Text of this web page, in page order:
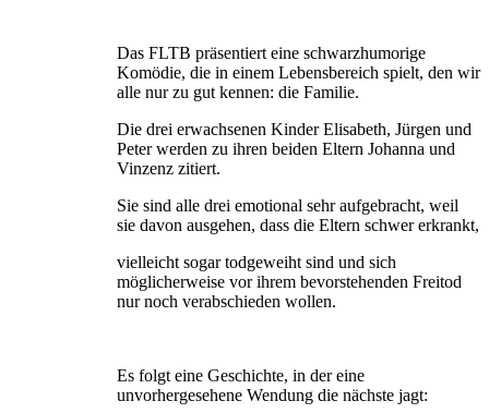
Das FLTB präsentiert eine schwarzhumorige
Komödie, die in einem Lebensbereich spielt, den wir
alle nur zu gut kennen: die Familie.
Die drei erwachsenen Kinder Elisabeth, Jürgen und
Peter werden zu ihren beiden Eltern Johanna und
Vinzenz zitiert.
Sie sind alle drei emotional sehr aufgebracht, weil
sie davon ausgehen, dass die Eltern schwer erkrankt,
vielleicht sogar todgeweiht sind und sich
möglicherweise vor ihrem bevorstehenden Freitod
nur noch verabschieden wollen.
Es folgt eine Geschichte, in der eine
unvorhergesehene Wendung die nächste jagt: